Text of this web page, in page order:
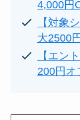
4,000円
【対象
大2500
【エン
200円オ